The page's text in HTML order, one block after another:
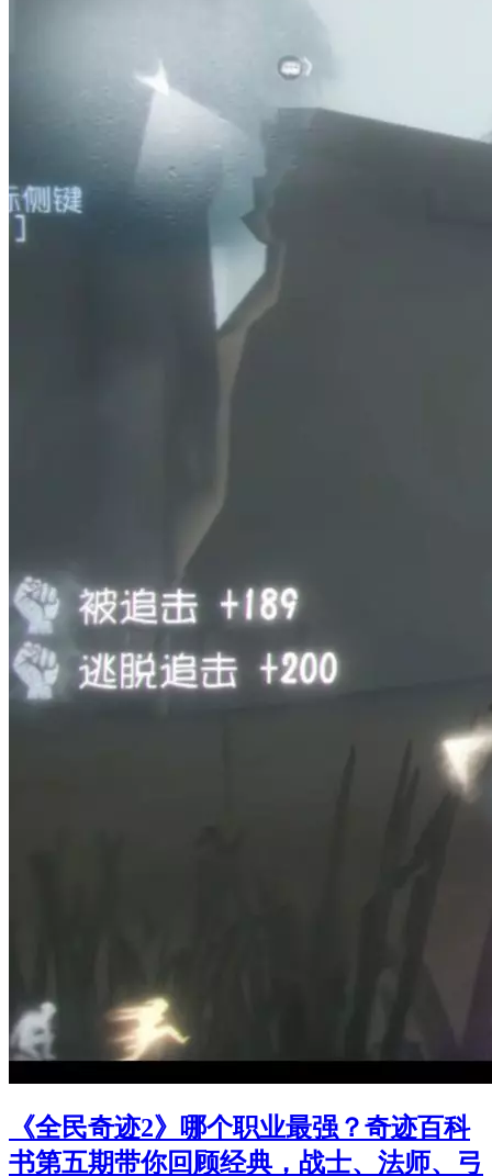
《全民奇迹2》哪个职业最强？奇迹百科
书第五期带你回顾经典，战士、法师、弓